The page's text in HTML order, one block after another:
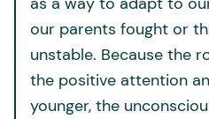
our parents fought or
unstable. Because the
the positive attention
younger, the